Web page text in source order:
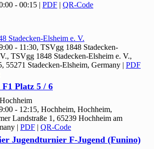
- 00:15 | PDF | QR-Code
Stadecken-Elsheim e. V.
- 11:30, TSVgg 1848 Stadecken-
TSVgg 1848 Stadecken-Elsheim e. V.,
55271 Stadecken-Elsheim, Germany | PDF
F1 Platz 5 / 6
- 12:15, Hochheim, Hochheim,
Landstraße 1, 65239 Hochheim am
| PDF | QR-Code
Jugendturnier F-Jugend (Funino)